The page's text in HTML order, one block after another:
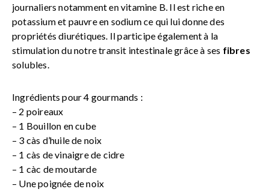
journaliers notamment en vitamine B. Il est riche en
potassium et pauvre en sodium ce qui lui donne des
propriétés diurétiques. Il participe également à la
stimulation du notre transit intestinale grâce à ses fibres
solubles.
Ingrédients pour 4 gourmands :
– 2 poireaux
– 1 Bouillon en cube
– 3 càs d’huile de noix
– 1 càs de vinaigre de cidre
– 1 càc de moutarde
– Une poignée de noix